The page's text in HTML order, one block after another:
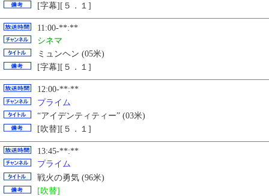
[字幕][５．１]
11:00-**:**
シネマ
ミュンヘン (05米)
[字幕][５．１]
12:00-**:**
プライム
“アイデンティティー” (03米)
[吹替][５．１]
13:45-**:**
プライム
戦火の勇気 (96米)
[吹替]